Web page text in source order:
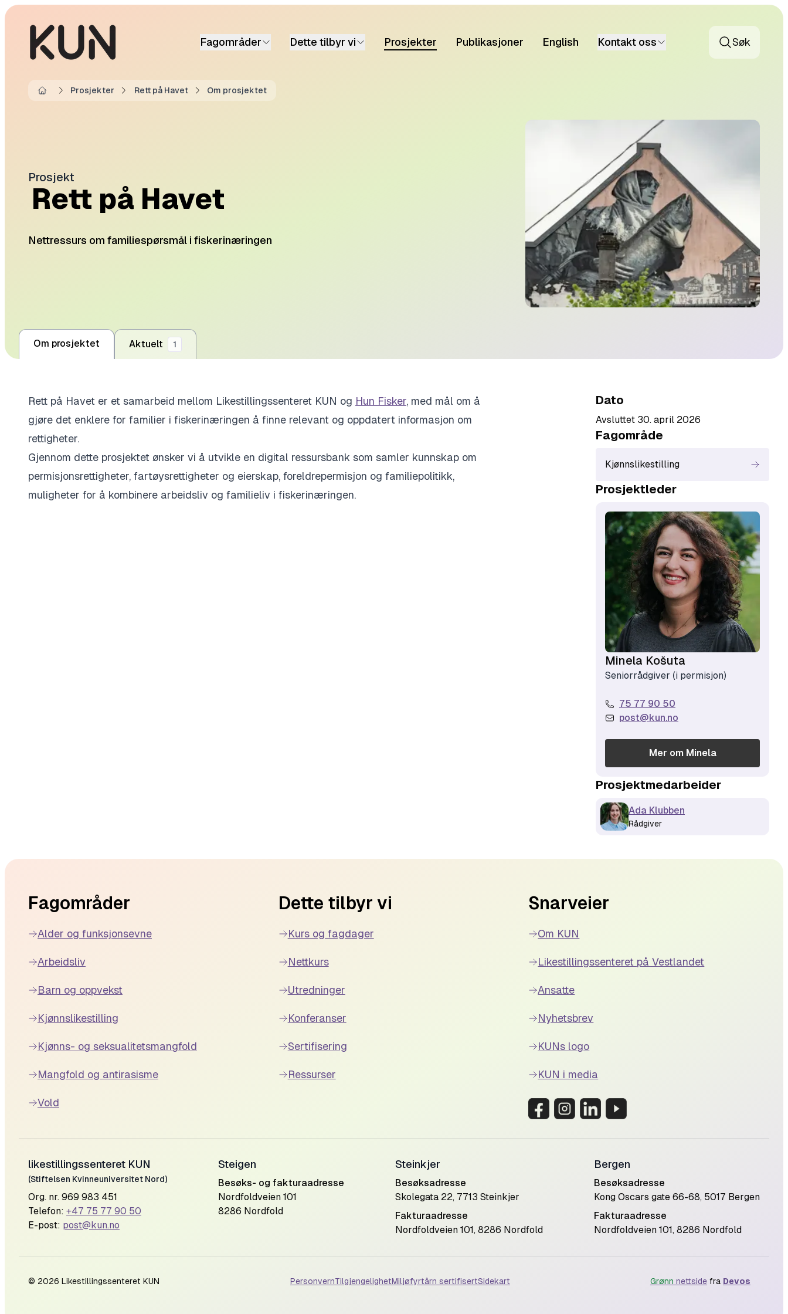
Fagområder Dette tilbyr vi Prosjekter Publikasjoner English Kontakt oss Søk
Prosjekter Rett på Havet Om prosjektet
Prosjekt
Rett på Havet
Nettressurs om familiespørsmål i fiskerinæringen
Om prosjektet Aktuelt 1
Rett på Havet er et samarbeid mellom Likestillingssenteret KUN og Hun Fisker, med mål om å
gjøre det enklere for familier i fiskerinæringen å finne relevant og oppdatert informasjon om
rettigheter.
Gjennom dette prosjektet ønsker vi å utvikle en digital ressursbank som samler kunnskap om
permisjonsrettigheter, fartøysrettigheter og eierskap, foreldrepermisjon og familiepolitikk,
muligheter for å kombinere arbeidsliv og familieliv i fiskerinæringen.
Dato
Avsluttet 30. april 2026
Fagområde
Kjønnslikestilling
Prosjektleder
Minela Košuta
Seniorrådgiver (i permisjon)
75 77 90 50
post@kun.no
Mer om Minela
Prosjektmedarbeider
Ada Klubben
Rådgiver
Footer
Fagområder
Alder og funksjonsevne
Arbeidsliv
Barn og oppvekst
Kjønnslikestilling
Kjønns- og seksualitetsmangfold
Mangfold og antirasisme
Vold
Dette tilbyr vi
Kurs og fagdager
Nettkurs
Utredninger
Konferanser
Sertifisering
Ressurser
Snarveier
Om KUN
Likestillingssenteret på Vestlandet
Ansatte
Nyhetsbrev
KUNs logo
KUN i media
likestillingssenteret KUN
(Stiftelsen Kvinneuniversitet Nord)
Org. nr. 969 983 451
Telefon: +47 75 77 90 50
E-post: post@kun.no
Steigen
Besøks- og fakturaadresse
Nordfoldveien 101
8286 Nordfold
Steinkjer
Besøksadresse
Skolegata 22, 7713 Steinkjer
Fakturaadresse
Nordfoldveien 101, 8286 Nordfold
Bergen
Besøksadresse
Kong Oscars gate 66-68, 5017 Bergen
Fakturaadresse
Nordfoldveien 101, 8286 Nordfold
PersonvernTilgjengelighetMiljøfyrtårn sertifisertSidekart
© 2026 Likestillingssenteret KUN Grønn nettside fra Devos